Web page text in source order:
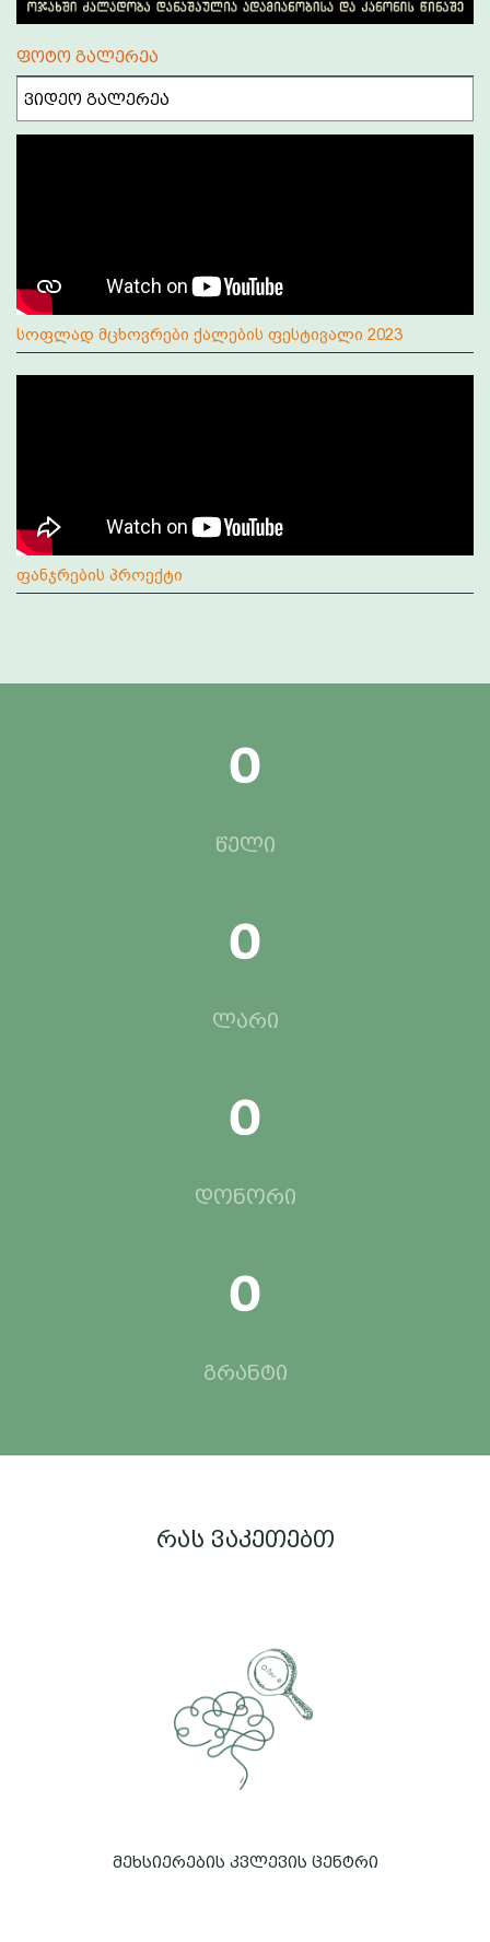
ფოტო გალერეა
ვიდეო გალერეა
სოფლად მცხოვრები ქალების ფესტივალი 2023
ფანჯრების პროექტი
0
წელი
0
ლარი
0
დონორი
0
გრანტი
რას ვაკეთებთ
მეხსიერების კვლევის ცენტრი